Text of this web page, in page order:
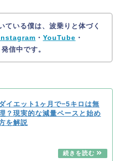
ている僕は、波乗りと体づく
・ YouTube ・
信中です。
イエット1ヶ月で−5キロは無
？現実的な減量ペースと始め
を解説